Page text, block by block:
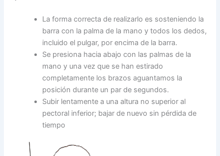
La forma correcta de realizarlo es sosteniendo la
barra con la palma de la mano y todos los dedos,
incluido el pulgar, por encima de la barra.
Se presiona hacia abajo con las palmas de la
mano y una vez que se han estirado
completamente los brazos aguantamos la
posición durante un par de segundos.
Subir lentamente a una altura no superior al
pectoral inferior; bajar de nuevo sin pérdida de
tiempo